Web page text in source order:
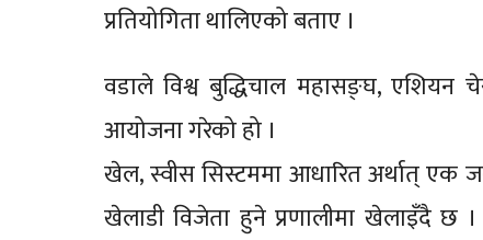
प्रतियोगिता थालिएको बताए ।
वडाले विश्व बुद्धिचाल महासङ्घ,
आयोजना गरेको हो ।
खेल, स्वीस सिस्टममा आधारित अर्थात् एक
खेलाडी विजेता हुने प्रणालीमा खेलाइँदै छ